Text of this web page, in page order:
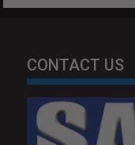
CONTACT US